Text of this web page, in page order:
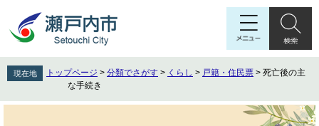
先
頭
を
飛
現在地 トップページ > 分類でさがす > くらし > 戸籍・住民票 > 死亡後の主
な手続き